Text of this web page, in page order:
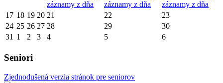
záznamy z dňa
záznamy z dňa
záznamy z dňa
17 18 19 20 21 22
23
24 25 26 27 28 29
30
31 1 2 3 4 5 6
Seniori
Zjednodušená verzia stránok pre seniorov